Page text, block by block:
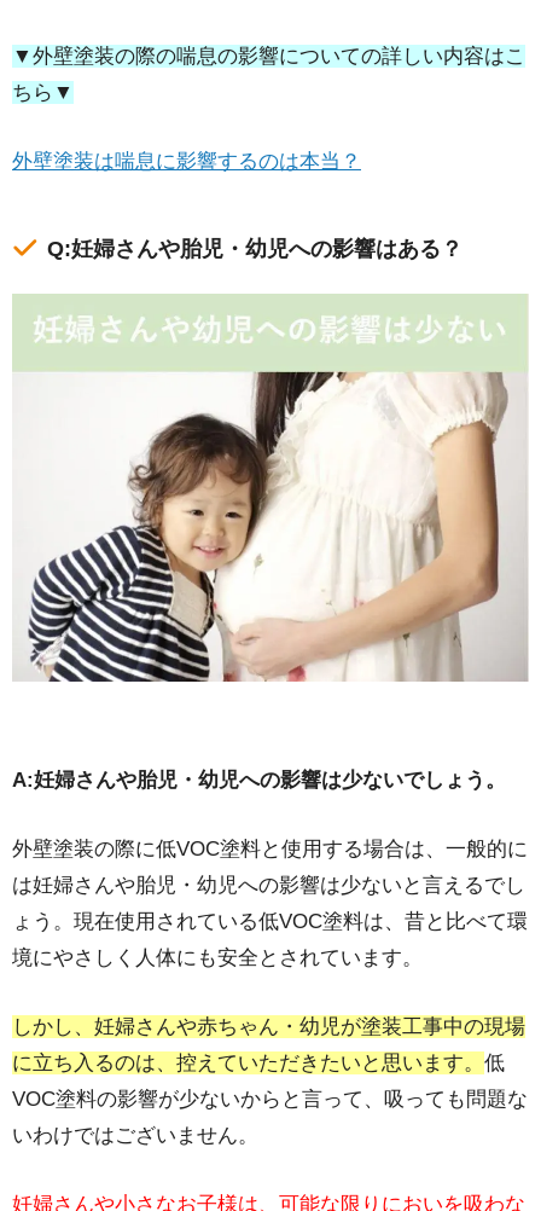
▼外壁塗装の際の喘息の影響についての詳しい内容はこ
ちら▼
外壁塗装は喘息に影響するのは本当？
Q:妊婦さんや胎児・幼児への影響はある？
A:妊婦さんや胎児・幼児への影響は少ないでしょう。
外壁塗装の際に低VOC塗料と使用する場合は、一般的に
は妊婦さんや胎児・幼児への影響は少ないと言えるでし
ょう。現在使用されている低VOC塗料は、昔と比べて環
境にやさしく人体にも安全とされています。
しかし、妊婦さんや赤ちゃん・幼児が塗装工事中の現場
に立ち入るのは、控えていただきたいと思います。 低
VOC塗料の影響が少ないからと言って、吸っても問題な
いわけではございません。
妊婦さんや小さなお子様は、可能な限りにおいを吸わな